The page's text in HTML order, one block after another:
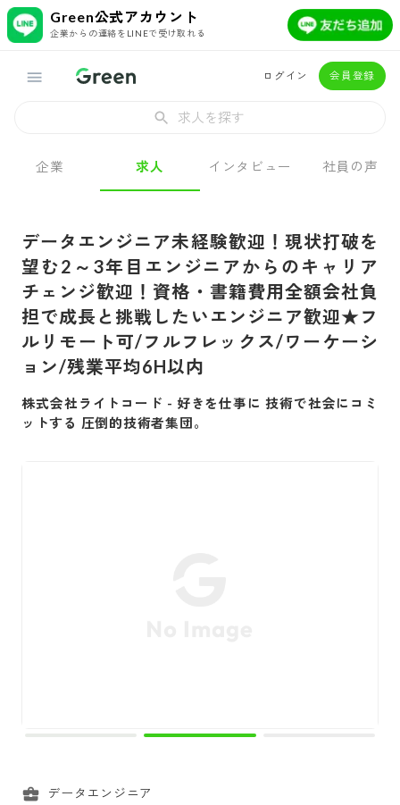
Green公式アカウント
企業からの連絡をLINEで受け取れる
ログイン 会員登録
求人を探す
企業 求人 インタビュー 社員の声
データエンジニア未経験歓迎！現状打破を
望む2～3年目エンジニアからのキャリア
チェンジ歓迎！資格・書籍費用全額会社負
担で成長と挑戦したいエンジニア歓迎★フ
ルリモート可/フルフレックス/ワーケーシ
ョン/残業平均6H以内
株式会社ライトコード - 好きを仕事に 技術で社会にコミ
ットする 圧倒的技術者集団。
データエンジニア